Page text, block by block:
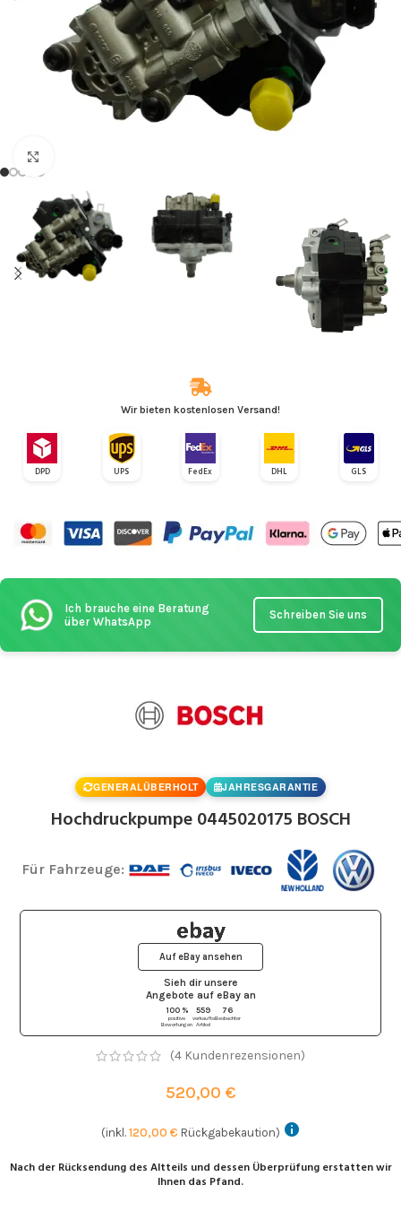
Wir bieten kostenlosen Versand!
DPD UPS FedEx DHL GLS
Ich brauche eine Beratung
über WhatsApp
Schreiben Sie uns
GENERALÜBERHOLT JAHRESGARANTIE
Hochdruckpumpe 0445020175 BOSCH
Für Fahrzeuge:
Sieh dir unsere
Angebote auf eBayan
100 %
positive
Bewertungen
559
verkaufte
Artikel
76
Beobachter
Auf eBay ansehen
(4 Kundenrezensionen)
520,00 €
(inkl. 120,00 € Rückgabekaution)
Nach der Rücksendung des Altteils und dessen Überprüfung erstatten wir
Ihnen das Pfand.